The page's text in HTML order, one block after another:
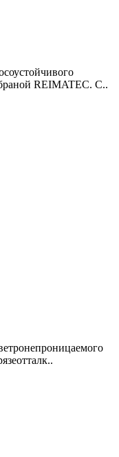
REIMATEC. С..